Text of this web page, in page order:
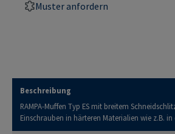
Muster anfordern
Beschreibung
RAMPA-Muffen Typ ES mit breitem
Einschrauben in härteren Materialien wie z.B.